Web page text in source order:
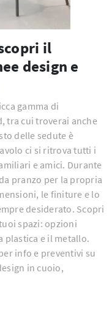
il
design e
gamma di
tra cui troverai anche
delle sedute è
ci si ritrova tutti i
e amici. Durante
pranzo per la propria
le finiture e lo
desiderato. Scopri
spazi: opzioni
plastica e il metallo.
info e preventivi su
in cuoio,